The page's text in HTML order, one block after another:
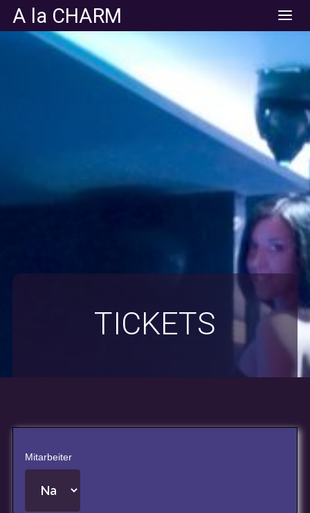
A la CHARM
TICKETS
Mitarbeiter